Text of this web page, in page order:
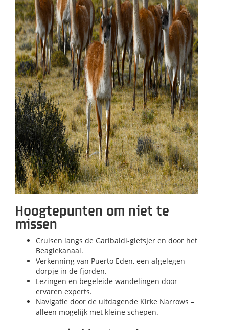
Hoogtepunten om niet te
missen
Cruisen langs de Garibaldi-gletsjer en door het
Beaglekanaal.
Verkenning van Puerto Eden, een afgelegen
dorpje in de fjorden.
Lezingen en begeleide wandelingen door
ervaren experts.
Navigatie door de uitdagende Kirke Narrows –
alleen mogelijk met kleine schepen.